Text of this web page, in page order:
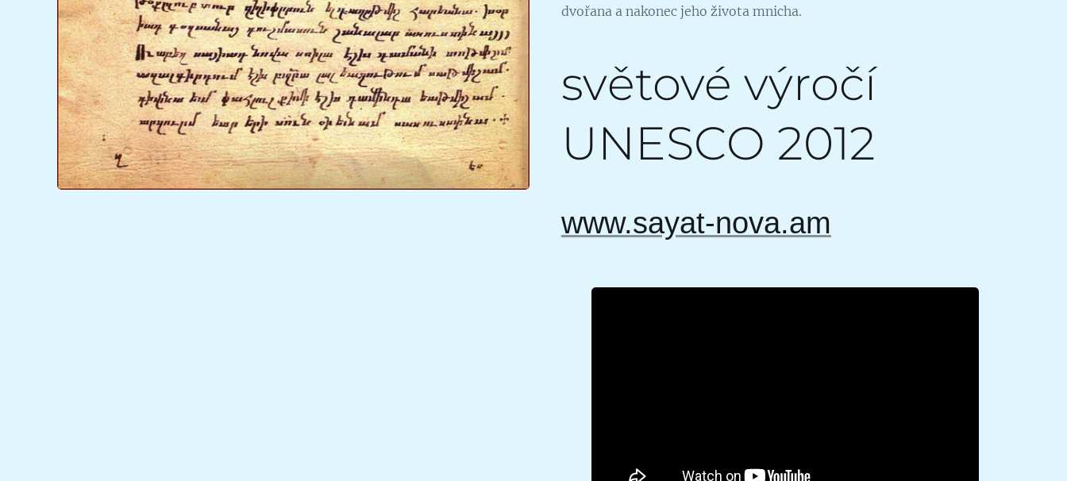
dvořana a nakonec jeho života mnicha.
světové výročí
UNESCO 2012
www.sayat-nova.am